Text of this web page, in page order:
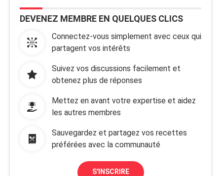
DEVENEZ MEMBRE EN QUELQUES CLICS
Connectez-vous simplement avec ceux qui
partagent vos intérêts
Suivez vos discussions facilement et
obtenez plus de réponses
Mettez en avant votre expertise et aidez
les autres membres
Sauvegardez et partagez vos recettes
préférées avec la communauté
S'INSCRIRE